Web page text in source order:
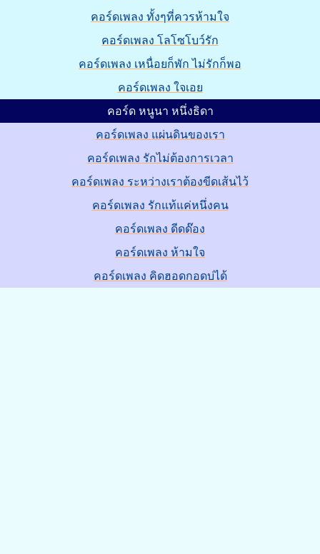
คอร์ดเพลง ทั้งๆที่ควรห้ามใจ
คอร์ดเพลง โลโซโบว์รัก
คอร์ดเพลง เหนื่อยก็พัก ไม่รักก็พอ
คอร์ดเพลง ใจเอย
คอร์ด หนูนา หนึ่งธิดา
คอร์ดเพลง แผ่นดินของเรา
คอร์ดเพลง รักไม่ต้องการเวลา
คอร์ดเพลง ระหว่างเราต้องขีดเส้นไว้
คอร์ดเพลง รักแท้แค่หนึ่งคน
คอร์ดเพลง ดีดด๊อง
คอร์ดเพลง ห้ามใจ
คอร์ดเพลง คิดฮอดกอดบ่ได้